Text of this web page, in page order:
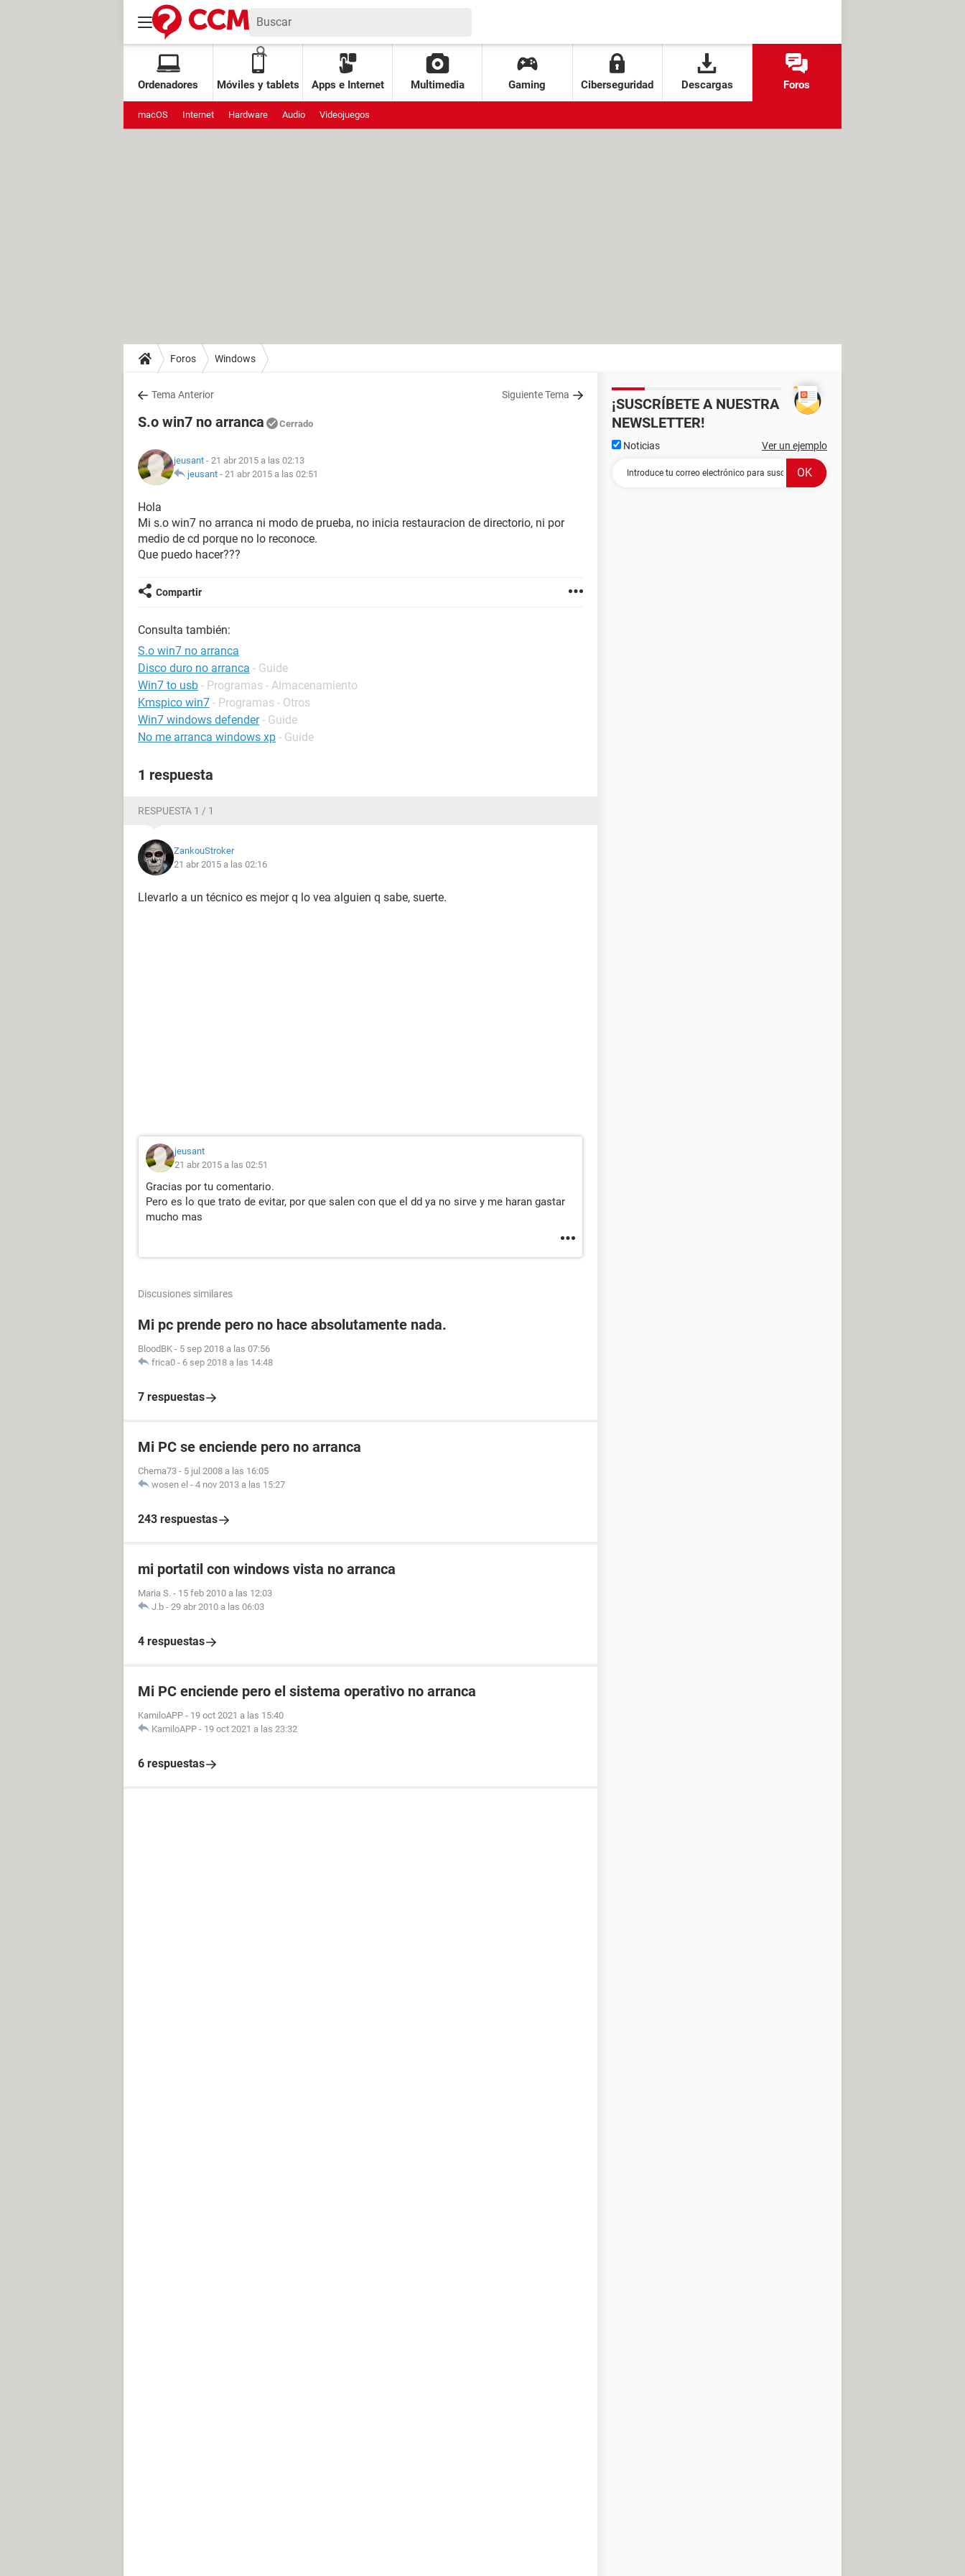
Ordenadores Móviles y tablets Apps e Internet Multimedia Gaming Ciberseguridad Descargas Foros
macOS Internet Hardware Audio Videojuegos
Foros Windows
Tema Anterior Siguiente Tema
S.o win7 no arranca Cerrado
jeusant - 21 abr 2015 a las 02:13
jeusant - 21 abr 2015 a las 02:51
Hola
Mi s.o win7 no arranca ni modo de prueba, no inicia restauracion de directorio, ni por
medio de cd porque no lo reconoce.
Que puedo hacer???
Compartir
Consulta también:
S.o win7 no arranca
Disco duro no arranca - Guide
Win7 to usb - Programas - Almacenamiento
Kmspico win7 - Programas - Otros
Win7 windows defender - Guide
No me arranca windows xp - Guide
1 respuesta
RESPUESTA 1 / 1
ZankouStroker
21 abr 2015 a las 02:16
Llevarlo a un técnico es mejor q lo vea alguien q sabe, suerte.
jeusant
21 abr 2015 a las 02:51
Gracias por tu comentario.
Pero es lo que trato de evitar, por que salen con que el dd ya no sirve y me haran gastar
mucho mas
Discusiones similares
Mi pc prende pero no hace absolutamente nada.
BloodBK - 5 sep 2018 a las 07:56
frica0 - 6 sep 2018 a las 14:48
7 respuestas
Mi PC se enciende pero no arranca
Chema73 - 5 jul 2008 a las 16:05
wosen el - 4 nov 2013 a las 15:27
243 respuestas
mi portatil con windows vista no arranca
Maria S. - 15 feb 2010 a las 12:03
J.b - 29 abr 2010 a las 06:03
4 respuestas
Mi PC enciende pero el sistema operativo no arranca
KamiloAPP - 19 oct 2021 a las 15:40
KamiloAPP - 19 oct 2021 a las 23:32
6 respuestas
¡SUSCRÍBETE A NUESTRA
NEWSLETTER!
Noticias Ver un ejemplo